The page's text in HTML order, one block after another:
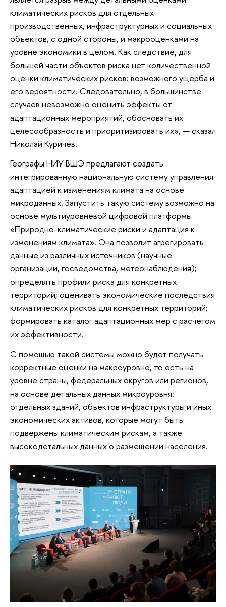
климатических рисков для отдельных
производственных, инфраструктурных и социальных
объектов, с одной стороны, и макрооценками на
уровне экономики в целом. Как следствие, для
большей части объектов риска нет количественной
оценки климатических рисков: возможного ущерба и
его вероятности. Следовательно, в большинстве
случаев невозможно оценить эффекты от
адаптационных мероприятий, обосновать их
целесообразность и приоритизировать их», — сказал
Николай Куричев.
Географы НИУ ВШЭ предлагают создать
интегрированную национальную систему управления
адаптацией к изменениям климата на основе
микроданных. Запустить такую систему возможно на
основе мультиуровневой цифровой платформы
«Природно-климатические риски и адаптация к
изменениям климата». Она позволит агрегировать
данные из различных источников (научные
организации, госведомства, метеонаблюдения);
определять профили риска для конкретных
территорий; оценивать экономические последствия
климатических рисков для конкретных территорий;
формировать каталог адаптационных мер с расчетом
их эффективности.
С помощью такой системы можно будет получать
корректные оценки на макроуровне, то есть на
уровне страны, федеральных округов или регионов,
на основе детальных данных микроуровня:
отдельных зданий, объектов инфраструктуры и иных
экономических активов, которые могут быть
подвержены климатическим рискам, а также
высокодетальных данных о размещении населения.